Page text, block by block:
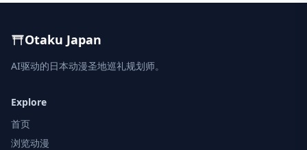
Otaku Japan
AI驱动的日本动漫圣地巡礼规划师。
Explore
首页
浏览动漫